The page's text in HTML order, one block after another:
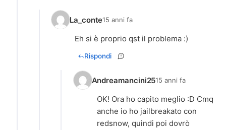
La_conte15 anni fa
Rispondi
Andreamancini2515 anni fa
OK! Ora ho capito meglio :D Cmq
anche io ho jailbreakato con
redsnow, quindi poi dovrò